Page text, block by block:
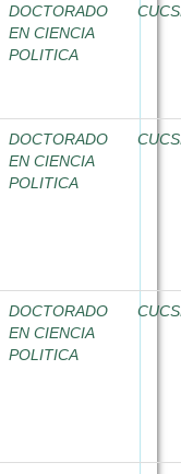
DOCTORADO
EN CIENCIA
POLITICA
DOCTORADO
EN CIENCIA
POLITICA
DOCTORADO
EN CIENCIA
POLITICA